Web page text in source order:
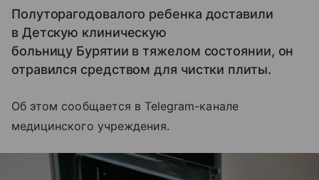
Полуторагодовалого ребенка доставили
в Детскую клиническую
больницу Бурятии в тяжелом состоянии, он
отравился средством для чистки плиты.
Об этом сообщается в Telegram-канале
медицинского учреждения.